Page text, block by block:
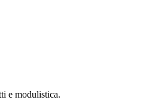
e modulistica.